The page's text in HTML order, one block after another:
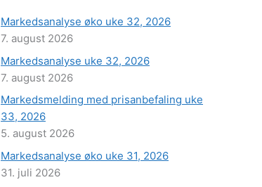
Markedsanalyse øko uke 32, 2026
7. august 2026
Markedsanalyse uke 32, 2026
7. august 2026
Markedsmelding med prisanbefaling uke
33, 2026
5. august 2026
Markedsanalyse øko uke 31, 2026
31. juli 2026